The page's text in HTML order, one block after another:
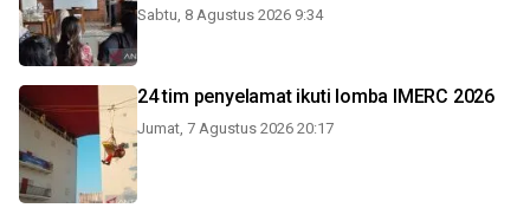
Sabtu, 8 Agustus 2026 9:34
24 tim penyelamat ikuti lomba IMERC 2026
Jumat, 7 Agustus 2026 20:17